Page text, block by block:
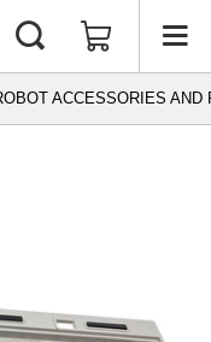
ACCESSORIES AND